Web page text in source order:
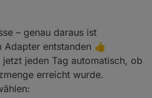
– genau daraus ist
entstanden 👍
jeden Tag automatisch, ob
erreicht wurde.